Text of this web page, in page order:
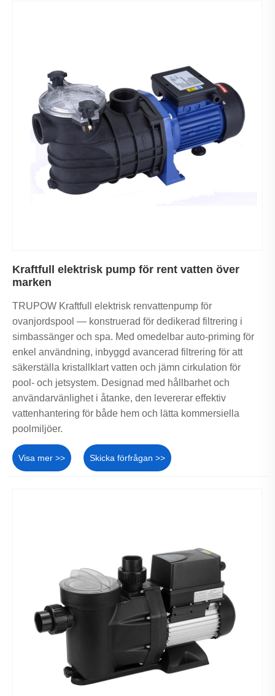
Kraftfull elektrisk pump för rent vatten över
marken
TRUPOW Kraftfull elektrisk renvattenpump för
ovanjordspool — konstruerad för dedikerad filtrering i
simbassänger och spa. Med omedelbar auto-priming för
enkel användning, inbyggd avancerad filtrering för att
säkerställa kristallklart vatten och jämn cirkulation för
pool- och jetsystem. Designad med hållbarhet och
användarvänlighet i åtanke, den levererar effektiv
vattenhantering för både hem och lätta kommersiella
poolmiljöer.
Visa mer >> Skicka förfrågan >>